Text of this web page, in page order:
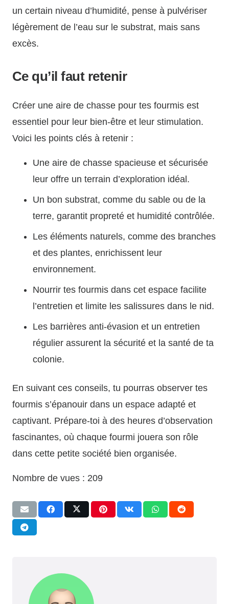
un certain niveau d’humidité, pense à pulvériser
légèrement de l’eau sur le substrat, mais sans
excès.
Ce qu’il faut retenir
Créer une aire de chasse pour tes fourmis est
essentiel pour leur bien-être et leur stimulation.
Voici les points clés à retenir :
Une aire de chasse spacieuse et sécurisée
leur offre un terrain d’exploration idéal.
Un bon substrat, comme du sable ou de la
terre, garantit propreté et humidité contrôlée.
Les éléments naturels, comme des branches
et des plantes, enrichissent leur
environnement.
Nourrir tes fourmis dans cet espace facilite
l’entretien et limite les salissures dans le nid.
Les barrières anti-évasion et un entretien
régulier assurent la sécurité et la santé de ta
colonie.
En suivant ces conseils, tu pourras observer tes
fourmis s’épanouir dans un espace adapté et
captivant. Prépare-toi à des heures d’observation
fascinantes, où chaque fourmi jouera son rôle
dans cette petite société bien organisée.
Nombre de vues : 209